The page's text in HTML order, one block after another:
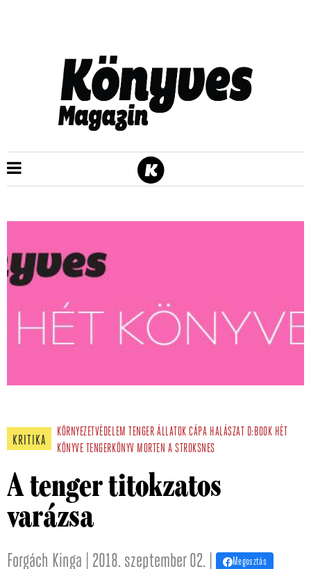
KRITIKA
KÖRNYEZETVÉDELEM TENGER ÁLLATOK CÁPA HALÁSZAT D:BOOK HÉT
KÖNYVE TENGERKÖNYV MORTEN A STROKSNES
A tenger titokzatos
varázsa
Forgách Kinga | 2018. szeptember 02. | Megosztás